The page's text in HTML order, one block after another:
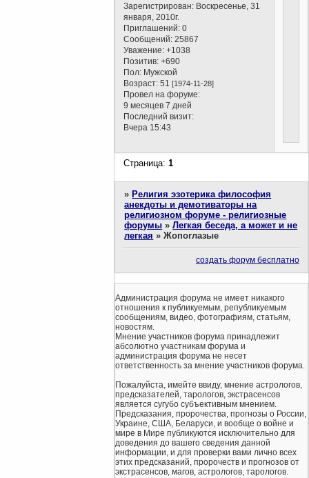
Зарегистрирован: Воскресенье, 31
января, 2010г.
Приглашений: 0
Сообщений: 25867
Уважение: +1038
Позитив: +690
Пол: Мужской
Возраст: 51[1974-11-28]
Провел на форуме:
9 месяцев 7 дней
Последний визит:
Вчера 15:43
Страница:1
» Религия эзотерика философия
анекдоты и демотиваторы на
религиозном форуме - религиозные
форумы »Легкая беседа, а может и не
легкая »Жопоглазые
создать форум бесплатно
Администрация форума не имеет никакого
отношения к публикуемым, републикуемым
сообщениям, видео, фотографиям, статьям,
новостям.
Мнение участников форума принадлежит
абсолютно участникам форума и
администрация форума не несет
ответственность за мнение участников форума.
Пожалуйста, имейте ввиду, мнение астрологов,
предсказателей, тарологов, экстрасенсов
является сугубо субъективным мнением.
Предсказания, пророчества, прогнозы о России,
Украине, США, Беларуси, и вообще о войне и
мире в Мире публикуются исключительно для
доведения до вашего сведения данной
информации, и для проверки вами лично всех
этих предсказаний, пророчеств и прогнозов от
экстрасенсов, магов, астрологов, тарологов.